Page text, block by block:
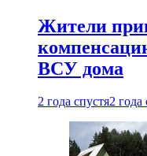
Жители
ВСУ дома
2 года спустя2 года